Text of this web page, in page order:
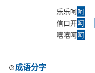
乐乐呵呵
信口开呵
嘻嘻呵呵
成语分字